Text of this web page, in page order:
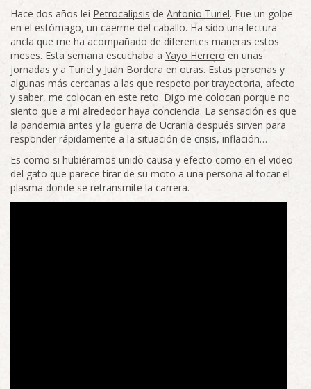
Hace dos años leí Petrocalípsis de Antonio Turiel. Fue un golpe
en el estómago, un caerme del caballo. Ha sido una lectura
ancla que me ha acompañado de diferentes maneras estos
meses. Esta semana escuchaba a Yayo Herrero en unas
jornadas y a Turiel y Juan Bordera en otras. Estas personas y
algunas más cercanas a las que respeto por trayectoria, afecto
y saber, me colocan en este reto. Digo me colocan porque no
siento que a mi alrededor haya conciencia. La sensación es que
la pandemia antes y la guerra de Ucrania después sirven para
responder rápidamente a la situación de crisis, inflación…
Es como si hubiéramos unido causa y efecto como en el video
del gato que parece tirar de su moto a una persona al tocar el
plasma donde se retransmite la carrera.